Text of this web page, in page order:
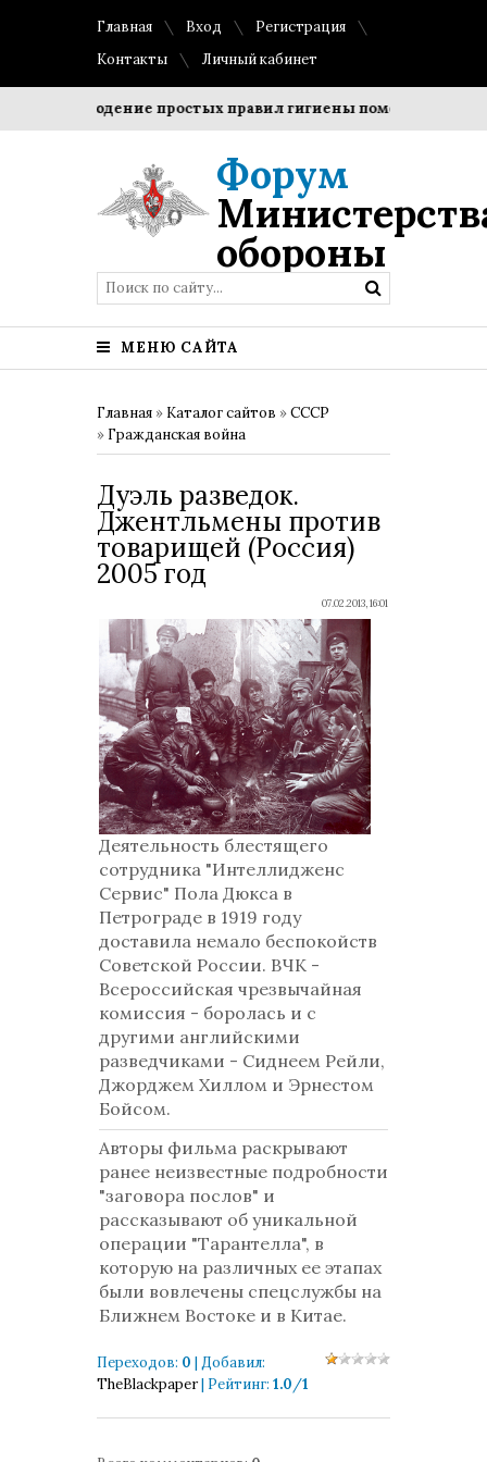
Главная Вход
Регистрация
Контакты
Личный кабинет
Соблюдение простых правил гигиены помогает
Форум
обороны
МЕНЮ САЙТА
Главная » Каталог сайтов »СССР
» Гражданская война
Дуэль разведок.
Джентльмены против
товарищей (Россия)
2005 год
07.02.2013, 16:01
Деятельность блестящего
сотрудника "Интеллидженс
Сервис" Пола Дюкса в
Петрограде в 1919 году
доставила немало беспокойств
Советской России. ВЧК -
Всероссийская чрезвычайная
комиссия - боролась и с
другими английскими
разведчиками - Сиднеем Рейли,
Джорджем Хиллом и Эрнестом
Бойсом.
Авторы фильма раскрывают
ранее неизвестные подробности
"заговора послов" и
рассказывают об уникальной
операции "Тарантелла", в
которую на различных ее этапах
были вовлечены спецслужбы на
Ближнем Востоке и в Китае.
Переходов: 0 | Добавил:
TheBlackpaper| Рейтинг: 1.0/1